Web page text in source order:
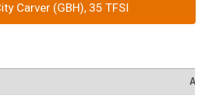
Carver (GBH), 35 TFSI